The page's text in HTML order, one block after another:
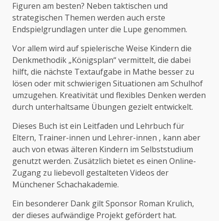
Figuren am besten? Neben taktischen und
strategischen Themen werden auch erste
Endspielgrundlagen unter die Lupe genommen.
Vor allem wird auf spielerische Weise Kindern die
Denkmethodik „Königsplan“ vermittelt, die dabei
hilft, die nächste Textaufgabe in Mathe besser zu
lösen oder mit schwierigen Situationen am Schulhof
umzugehen. Kreativität und flexibles Denken werden
durch unterhaltsame Übungen gezielt entwickelt.
Dieses Buch ist ein Leitfaden und Lehrbuch für
Eltern, Trainer-innen und Lehrer-innen , kann aber
auch von etwas älteren Kindern im Selbststudium
genutzt werden. Zusätzlich bietet es einen Online-
Zugang zu liebevoll gestalteten Videos der
Münchener Schachakademie.
Ein besonderer Dank gilt Sponsor Roman Krulich,
der dieses aufwändige Projekt gefördert hat.